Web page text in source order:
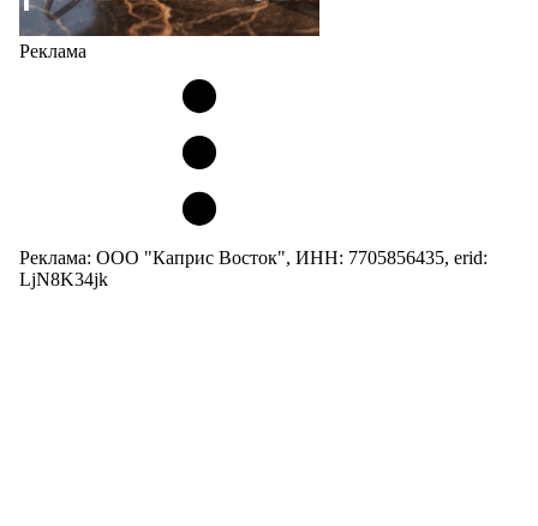
Реклама
Реклама: ООО "Каприс Восток", ИНН: 7705856435, erid:
LjN8K34jk